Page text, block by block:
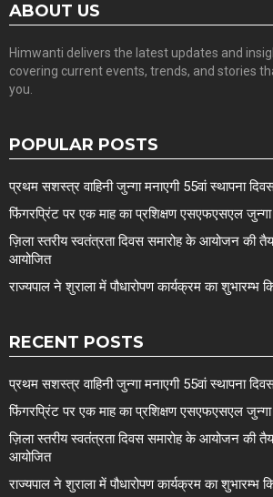
ABOUT US
Himwanti delivers the latest updates and
covering current events, trends, and stories
you.
POPULAR POSTS
प्रथम सशस्त्र वाहिनी जुन्गा मनाएगी 55वां स्थापना
फिंगरप्रिंट पर एक माह का प्रशिक्षण एसएफएसएल
ज़िला स्तरीय स्वतंत्रता दिवस समारोह के आयोजन की
आयोजित
राज्यपाल ने शुराला में पौधारोपण कार्यक्रम का शुभारम्भ
RECENT POSTS
प्रथम सशस्त्र वाहिनी जुन्गा मनाएगी 55वां स्थापना
फिंगरप्रिंट पर एक माह का प्रशिक्षण एसएफएसएल
ज़िला स्तरीय स्वतंत्रता दिवस समारोह के आयोजन की
आयोजित
राज्यपाल ने शुराला में पौधारोपण कार्यक्रम का शुभारम्भ